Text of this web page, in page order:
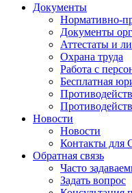
Документы
Нормативно-
Документы
Аттестаты и
Охрана труда
Работа с
Бесплатная
Новости
Новости
Контакты
Обратная связь
Часто
Задать вопрос